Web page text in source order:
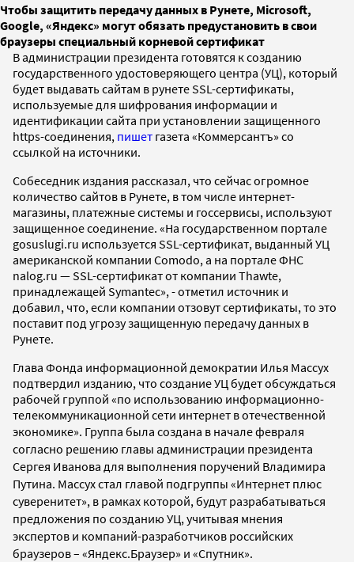
Чтобы защитить передачу данных в Рунете, Microsoft,
Google, «Яндекс» могут обязать предустановить в свои
браузеры специальный корневой сертификат
В администрации президента готовятся к созданию
государственного удостоверяющего центра (УЦ), который
будет выдавать сайтам в рунете SSL-сертификаты,
используемые для шифрования информации и
идентификации сайта при установлении защищенного
https-соединения, пишет газета «Коммерсантъ» со
ссылкой на источники.
Собеседник издания рассказал, что сейчас огромное
количество сайтов в Рунете, в том числе интернет-
магазины, платежные системы и госсервисы, используют
защищенное соединение. «На государственном портале
gosuslugi.ru используется SSL-сертификат, выданный УЦ
американской компании Comodo, а на портале ФНС
nalog.ru — SSL-сертификат от компании Thawte,
принадлежащей Symantec», - отметил источник и
добавил, что, если компании отзовут сертификаты, то это
поставит под угрозу защищенную передачу данных в
Рунете.
Глава Фонда информационной демократии Илья Массух
подтвердил изданию, что создание УЦ будет обсуждаться
рабочей группой «по использованию информационно-
телекоммуникационной сети интернет в отечественной
экономике». Группа была создана в начале февраля
согласно решению главы администрации президента
Сергея Иванова для выполнения поручений Владимира
Путина. Массух стал главой подгруппы «Интернет плюс
суверенитет», в рамках которой, будут разрабатываться
предложения по созданию УЦ, учитывая мнения
экспертов и компаний-разработчиков российских
браузеров – «Яндекс.Браузер» и «Спутник».